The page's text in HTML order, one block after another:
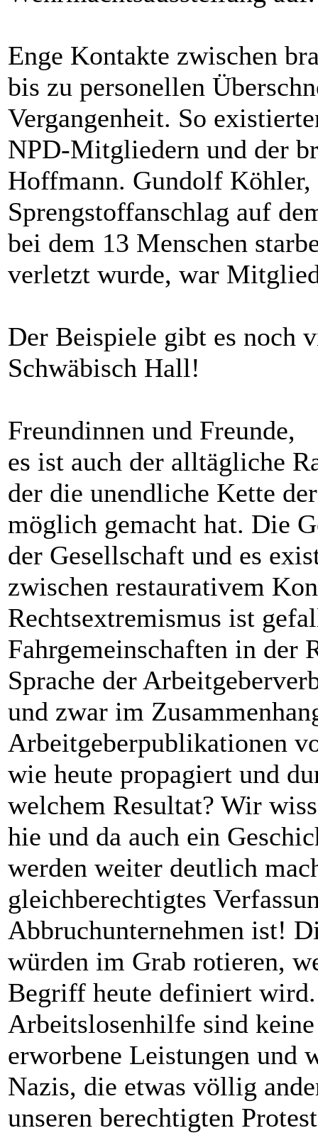
Enge Kontakte zwischen
bis zu personellen
Vergangenheit. So
NPD-Mitgliedern und der
Hoffmann. Gundolf Köhler,
Sprengstoffanschlag auf
bei dem 13 Menschen
verletzt wurde, war
Der Beispiele gibt es noch
Schwäbisch Hall!
Freundinnen und Freunde,
es ist auch der alltägliche
der die unendliche Kette
möglich gemacht hat. Die
der Gesellschaft und es
zwischen restaurativem
Rechtsextremismus ist
Fahrgemeinschaften in der
Sprache der
und zwar im
Arbeitgeberpublikationen
wie heute propagiert und
welchem Resultat? Wir
hie und da auch ein
werden weiter deutlich
gleichberechtigtes
Abbruchunternehmen ist!
würden im Grab rotieren,
Begriff heute definiert
Arbeitslosenhilfe sind
erworbene Leistungen und
Nazis, die etwas völlig
unseren berechtigten